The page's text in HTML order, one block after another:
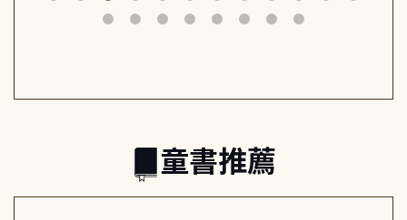
筆下的現代馬雅
節奏 22個行動練
童書推薦